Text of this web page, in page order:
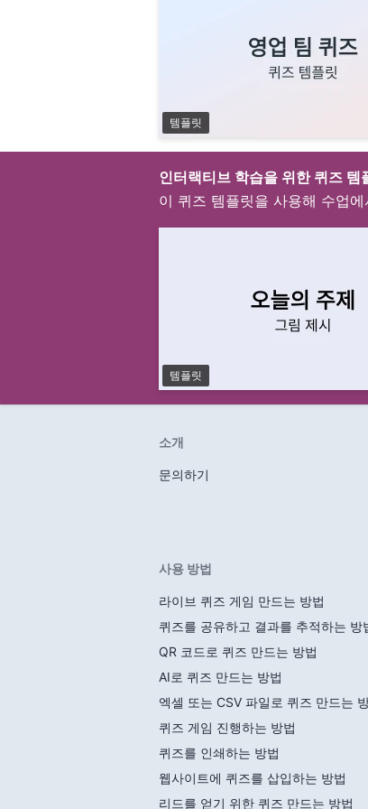
템플릿
인터랙티브 학습을 위한 퀴즈 템
이 퀴즈 템플릿을 사용해 수업
템플릿
소개
문의하기
사용 방법
라이브 퀴즈 게임 만드는 방법
퀴즈를 공유하고 결과를 추적하는 방
QR 코드로 퀴즈 만드는 방법
AI로 퀴즈 만드는 방법
엑셀 또는 CSV 파일로 퀴즈 만드는
퀴즈 게임 진행하는 방법
퀴즈를 인쇄하는 방법
웹사이트에 퀴즈를 삽입하는 방법
리드를 얻기 위한 퀴즈 만드는 방법